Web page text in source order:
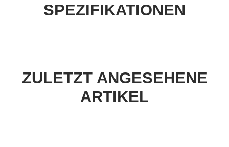
SPEZIFIKATIONEN
ZULETZT ANGESEHENE
ARTIKEL